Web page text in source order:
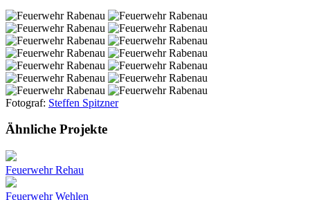
Fotograf: Steffen Spitzner
Ähnliche Projekte
Feuerwehr Rehau
Feuerwehr Wehlen